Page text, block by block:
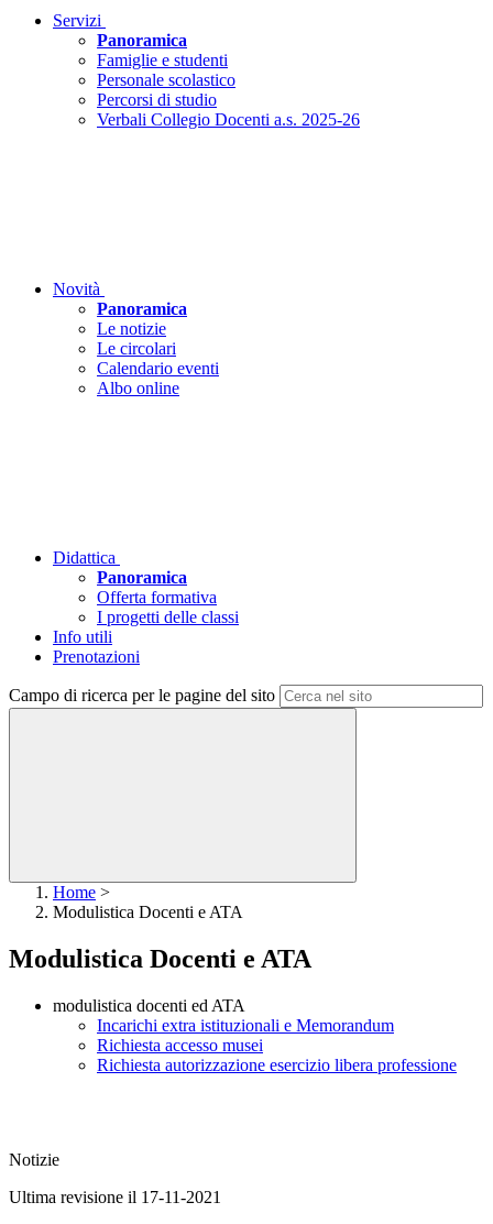
Servizi
Panoramica
Famiglie e studenti
Personale scolastico
Percorsi di studio
Verbali Collegio Docenti a.s. 2025-26
Novità
Panoramica
Le notizie
Le circolari
Calendario eventi
Albo online
Didattica
Panoramica
Offerta formativa
I progetti delle classi
Info utili
Prenotazioni
Campo di ricerca per le pagine del sito
Home >
Modulistica Docenti e ATA
Modulistica Docenti e ATA
modulistica docenti ed ATA
Incarichi extra istituzionali e Memorandum
Richiesta accesso musei
Richiesta autorizzazione esercizio libera professione
Notizie
Ultima revisione il 17-11-2021